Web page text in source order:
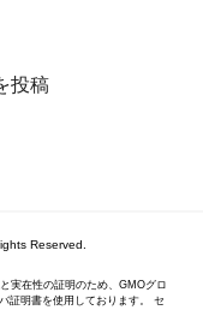
投稿
Reserved.
実在性の証明のため、GMOグロ
証明書を使用しております。 セ